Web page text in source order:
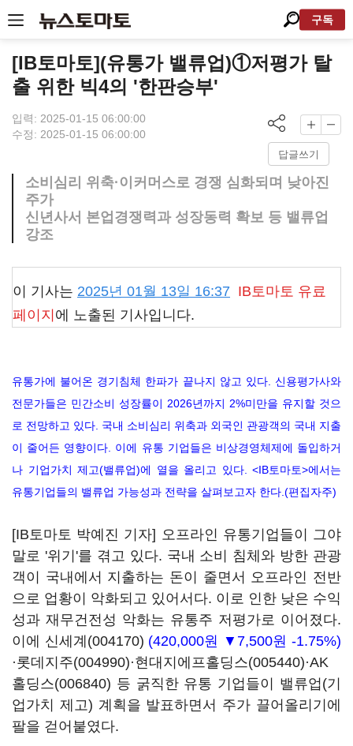
구독
[IB토마토](유통가 밸류업)①저평가 탈
출 위한 빅4의 '한판승부'
입력: 2025-01-15 06:00:00
수정: 2025-01-15 06:00:00
답글쓰기
소비심리 위축·이커머스로 경쟁 심화되며 낮아진
주가
신년사서 본업경쟁력과 성장동력 확보 등 밸류업
강조
이 기사는 2025년 01월 13일 16:37 IB토마토 유료
페이지 에 노출된 기사입니다.
유통가에 불어온 경기침체 한파가 끝나지 않고 있다. 신용평가사와
전문가들은 민간소비 성장률이 2026년까지 2%미만을 유지할 것으
로 전망하고 있다. 국내 소비심리 위축과 외국인 관광객의 국내 지출
이 줄어든 영향이다. 이에 유통 기업들은 비상경영체제에 돌입하거
나 기업가치 제고(밸류업)에 열을 올리고 있다. <IB토마토>에서는
유통기업들의 밸류업 가능성과 전략을 살펴보고자 한다.(편집자주)
[IB토마토 박예진 기자] 오프라인 유통기업들이 그야
말로 '위기'를 겪고 있다. 국내 소비 침체와 방한 관광
객이 국내에서 지출하는 돈이 줄면서 오프라인 전반
으로 업황이 악화되고 있어서다. 이로 인한 낮은 수익
성과 재무건전성 악화는 유통주 저평가로 이어졌다.
이에 신세계(004170) (420,000원 ▼7,500원 -1.75%)
·롯데지주(004990)·현대지에프홀딩스(005440)·AK
홀딩스(006840) 등 굵직한 유통 기업들이 밸류업(기
업가치 제고) 계획을 발표하면서 주가 끌어올리기에
팔을 걷어붙였다.